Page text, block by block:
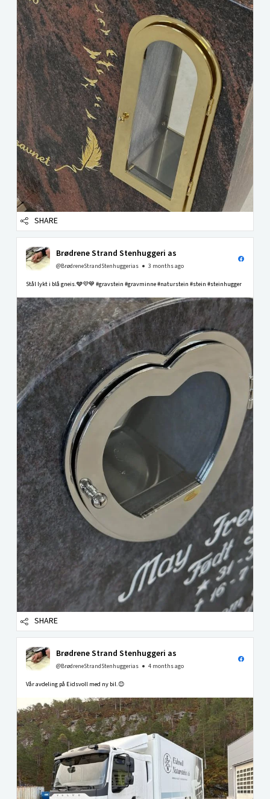
SHARE
Brødrene Strand Stenhuggeri as
@BrødreneStrandStenhuggerias 3 months ago
Stål lykt i blå gneis.🩶💜💙 #gravstein #gravminne #naturstein #stein #steinhugger
SHARE
Brødrene Strand Stenhuggeri as
@BrødreneStrandStenhuggerias 4 months ago
Vår avdeling på Eidsvoll med ny bil.😊